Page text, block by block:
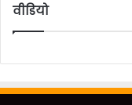
वीडियो